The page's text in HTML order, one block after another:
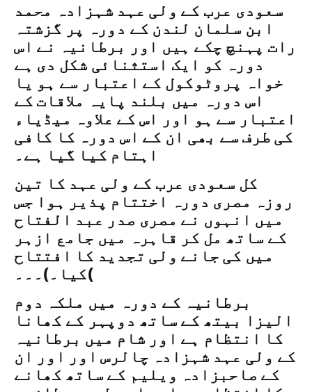
سعودی عرب کے ولی عہد شہزادہ محمد
ابن سلمان لندن کے دورہ پر گزشتہ
رات پہنچ چکے ہیں اور برطانیہ نے اس
دورہ کو ایک استثنائی شکل دی ہے
خواہ پروٹوکول کے اعتبار سے ہو یا
اس دورہ میں بلند پایہ ملاقات کے
اعتبار سے ہو اور اس کے علاوہ میڈیاء
کی طرف سے بھی ان کے اس دورہ کا کافی
اہتام کیا گیا ہے۔
کل سعودی عرب کے ولی عہد کا تین
روزہ مصری دورہ اختتام پذیر ہوا جس
میں انہوں نے مصری صدر عبد الفتاح
کے ساتھ مل کر قاہرہ میں جامع ازہر
میں کی جانے ولی تجدید کا افتتاح
کیا۔)۔۔۔(
برطانیہ کے دورہ میں ملکہ دوم
الیزا بیتھ کے ساتھ دوپہر کے کھانا
کا انتظام ہے اور شام میں برطانیہ
کے ولی عہد شہزادہ چالرس اور اور ان
کے صاحبزادہ ویلیم کے ساتھ کھانے